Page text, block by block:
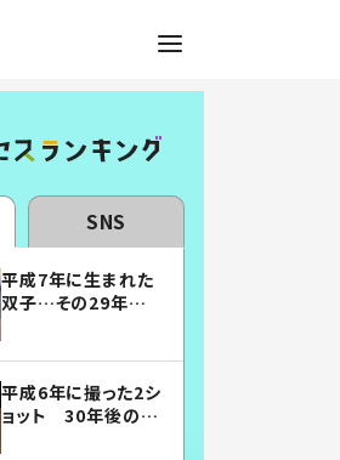
SNS
平成7年に生まれた
双子…その29年後
平成6年に撮った2シ
ョット 30年後の姿